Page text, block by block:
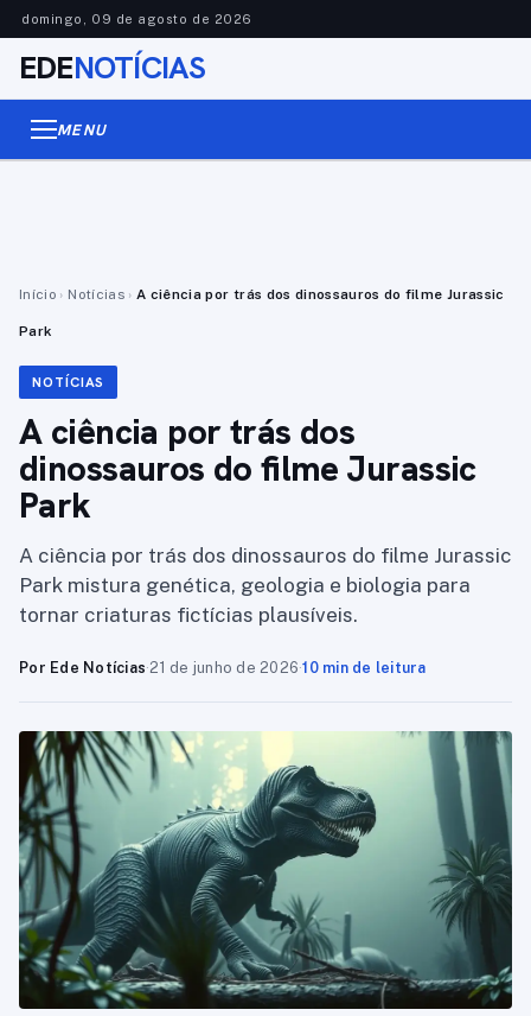
domingo, 09 de agosto de 2026
EDENOTÍCIAS
MENU
Início › Notícias › A ciência por trás dos dinossauros do filme Jurassic
Park
NOTÍCIAS
A ciência por trás dos
dinossauros do filme Jurassic
Park
A ciência por trás dos dinossauros do filme Jurassic
Park mistura genética, geologia e biologia para
tornar criaturas fictícias plausíveis.
Por Ede Notícias·21 de junho de 2026·10 min de leitura